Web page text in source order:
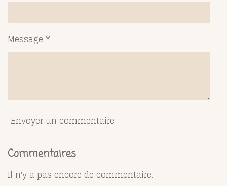
Message *
Envoyer un commentaire
Commentaires
Il n'y a pas encore de commentaire.